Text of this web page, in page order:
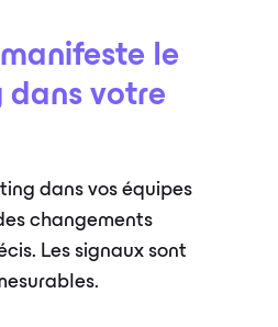
le
votre
dans vos équipes
changements
Les signaux sont